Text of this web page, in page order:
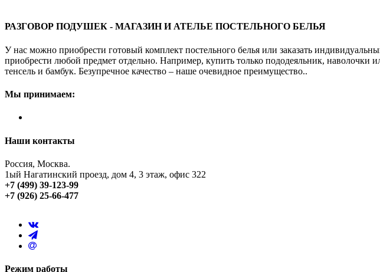
РАЗГОВОР ПОДУШЕК - МАГАЗИН И АТЕЛЬЕ ПОСТЕЛЬНОГО БЕЛЬЯ
У нас можно приобрести готовый комплект постельного белья или заказать
приобрести любой предмет отдельно. Например, купить только пододеяльник, наволочки
тенсель и бамбук. Безупречное качество – наше очевидное преимущество..
Мы принимаем:
Наши контакты
Россия, Москва.
1ый Нагатинский проезд, дом 4, 3 этаж, офис 322
+7 (499) 39-123-99
+7 (926) 25-66-477
Режим работы